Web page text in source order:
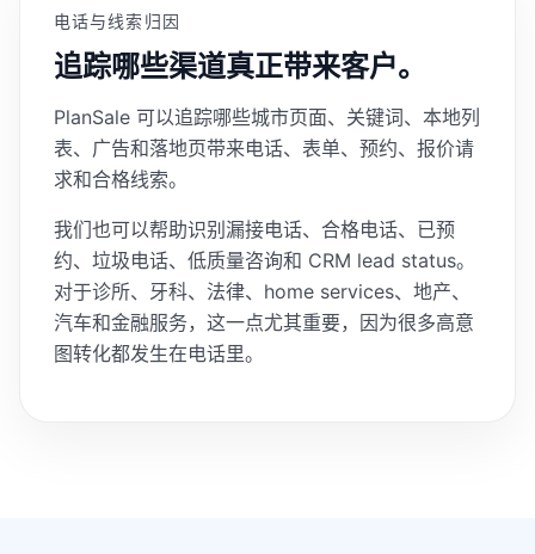
电话与线索归因
追踪哪些渠道真正带来客户。
PlanSale 可以追踪哪些城市页面、关键词、本地列
表、广告和落地页带来电话、表单、预约、报价请
求和合格线索。
我们也可以帮助识别漏接电话、合格电话、已预
约、垃圾电话、低质量咨询和 CRM lead status。
对于诊所、牙科、法律、home services、地产、
汽车和金融服务，这一点尤其重要，因为很多高意
图转化都发生在电话里。